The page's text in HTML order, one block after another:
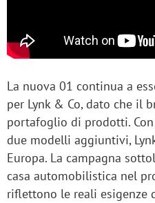
La nuova 01 continua a
per Lynk & Co, dato che il
portafoglio di prodotti.
due modelli aggiuntivi,
Europa. La campagna
casa automobilistica nel
riflettono le reali esigenze